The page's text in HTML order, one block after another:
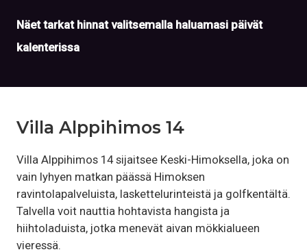
Näet tarkat hinnat valitsemalla haluamasi päivät
kalenterissa
Villa Alppihimos 14
Villa Alppihimos 14 sijaitsee Keski-Himoksella, joka on
vain lyhyen matkan päässä Himoksen
ravintolapalveluista, laskettelurinteistä ja golfkentältä.
Talvella voit nauttia hohtavista hangista ja
hiihtoladuista, jotka menevät aivan mökkialueen
vieressä.